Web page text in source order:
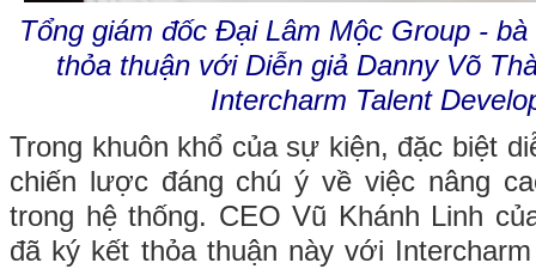
Tổng giám đốc Đại Lâm Mộc Group -
thỏa thuận với Diễn giả Danny Võ
Intercharm Talent
Trong khuôn khổ của sự kiện, đặc biệt
chiến lược đáng chú ý về việc nâng
trong hệ thống. CEO Vũ Khánh Linh
đã ký kết thỏa thuận này với